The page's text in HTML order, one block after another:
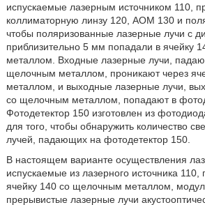
испускаемые лазерным источником 110,
коллиматорную линзу 120, AOM 130 и
чтобы поляризованные лазерные лучи с
приблизительно 5 мм попадали в ячейку
металлом. Входные лазерные лучи,
щелочным металлом, проникают через
металлом, и выходные лазерные лучи,
со щелочным металлом, попадают в
Фотодетектор 150 изготовлен из
для того, чтобы обнаружить количество
лучей, падающих на фотодетектор 150.
В настоящем варианте осуществления
испускаемые из лазерного источника
ячейку 140 со щелочным металлом,
прерывистые лазерные лучи